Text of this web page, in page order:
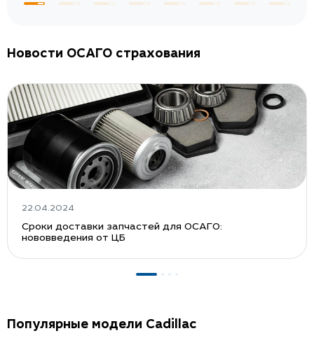
Новости ОСАГО страхования
22.04.2024
Сроки доставки запчастей для ОСАГО:
нововведения от ЦБ
Популярные модели Cadillac